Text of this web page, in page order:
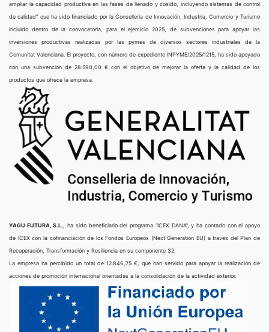
ampliar la capacidad productiva en las fases de llenado y cosido, incluyendo sistemas de control
de calidad” que ha sido financiado por la Conselleria de Innovación, Industria, Comercio y Turismo
incluido dentro de la convocatoria, para el ejercicio 2025, de subvenciones para apoyar las
inversiones productivas realizadas por las pymes de diversos sectores industriales de la
Comunitat Valenciana. El proyecto, con número de expediente INPYME/2025/1215, ha sido apoyado
con una subvención de 28.590,00 € con el objetivo de mejorar la oferta y la calidad de los
productos que ofrece la empresa.
YAGU FUTURA, S.L.,
ha sido beneficiario del programa “ICEX DANA”, y ha contado con el apoyo
de ICEX con la cofinanciación de los Fondos Europeos (Next Generation EU) a través del Plan de
Recuperación, Transformación y Resiliencia en su componente 32.
La empresa ha percibido un total de 12.846,75 €, que han servido para apoyar la realización de
acciones de promoción internacional orientadas a la consolidación de la actividad exterior.